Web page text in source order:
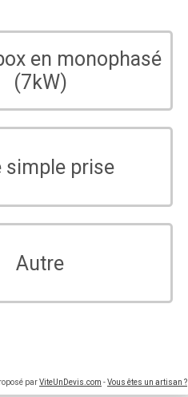
en monophasé
(7kW)
simple prise
Autre
parViteUnDevis.com -Vous êtes un artisan ?